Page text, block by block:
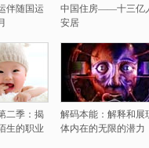
伴随国运
中国住房——十三亿
安居
二季：揭
生的职业
解码本能：解释和展
体内在的无限的潜力